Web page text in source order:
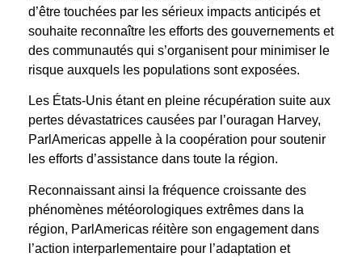
d’être touchées par les sérieux impacts anticipés et
souhaite reconnaître les efforts des gouvernements et
des communautés qui s’organisent pour minimiser le
risque auxquels les populations sont exposées.
Les États-Unis étant en pleine récupération suite aux
pertes dévastatrices causées par l’ouragan Harvey,
ParlAmericas appelle à la coopération pour soutenir
les efforts d’assistance dans toute la région.
Reconnaissant ainsi la fréquence croissante des
phénomènes météorologiques extrêmes dans la
région, ParlAmericas réitère son engagement dans
l’action interparlementaire pour l’adaptation et